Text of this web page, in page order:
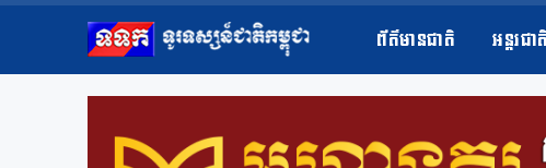
ព័ត៌មានជាតិ អន្តរជាតិ